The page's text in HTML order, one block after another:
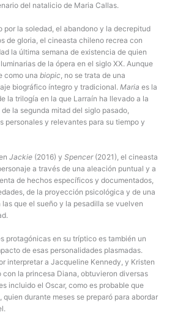
del natalicio de Maria Callas.
por la soledad, el abandono y la decrepitud
de gloria, el cineasta chileno recrea con
la última semana de existencia de quien
de la ópera en el siglo XX. Aunque
como una biopic , no se trata de una
biográfico íntegro y tradicional. Maria es la
la trilogía en la que Larraín ha llevado a la
la segunda mitad del siglo pasado,
personales y relevantes para su tiempo y
Jackie (2016) y Spencer(2021), el cineasta
a través de una aleación puntual y a
de hechos específicos y documentados,
de la proyección psicológica y de una
que el sueño y la pesadilla se vuelven
protagónicas en su tríptico es también un
de esas personalidades plasmadas.
interpretar a Jacqueline Kennedy, y Kristen
con la princesa Diana, obtuvieron diversas
incluido el Oscar, como es probable que
durante meses se preparó para abordar